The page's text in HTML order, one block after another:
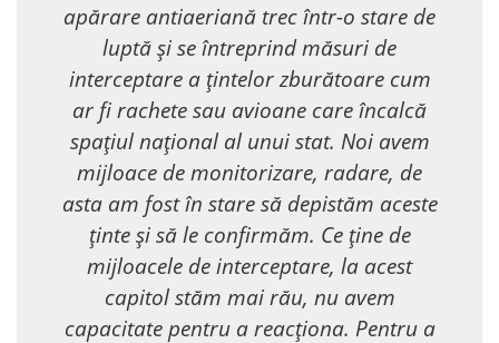
apărare antiaeriană trec într-o stare de
luptă și se întreprind măsuri de
interceptare a țintelor zburătoare cum
ar fi rachete sau avioane care încalcă
spațiul național al unui stat. Noi avem
mijloace de monitorizare, radare, de
asta am fost în stare să depistăm aceste
ținte și să le confirmăm. Ce ține de
mijloacele de interceptare, la acest
capitol stăm mai rău, nu avem
capacitate pentru a reacționa. Pentru a